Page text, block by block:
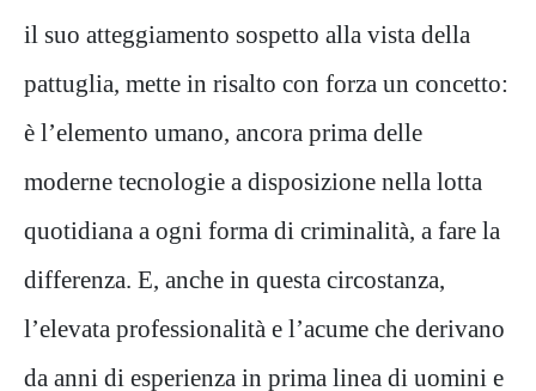
il suo atteggiamento sospetto alla vista della
pattuglia, mette in risalto con forza un concetto:
è l’elemento umano, ancora prima delle
moderne tecnologie a disposizione nella lotta
quotidiana a ogni forma di criminalità, a fare la
differenza. E, anche in questa circostanza,
l’elevata professionalità e l’acume che derivano
da anni di esperienza in prima linea di uomini e